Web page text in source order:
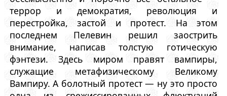
террор и демократия, революция и
перестройка, застой и протест. На этом
последнем Пелевин решил заострить
внимание, написав толстую готическую
фэнтези. Здесь миром правят вампиры,
служащие метафизическому Великому
Вампиру. А болотный протест — ну это просто